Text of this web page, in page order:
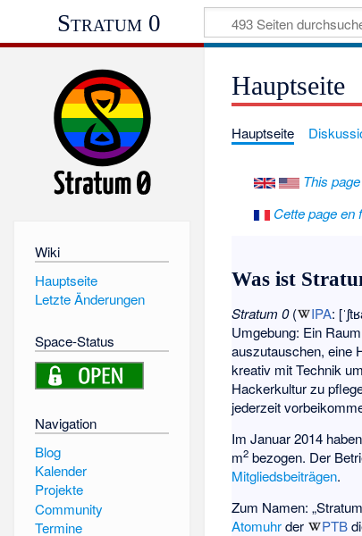
Stratum 0
Wiki
Hauptseite
Letzte Änderungen
Space-Status
Navigation
Blog
Kalender
Projekte
Community
Termine
Hauptseite
Hauptseite
This
Cette page en
Was ist
Stratum 0( IPA:
Umgebung: Ein
auszutauschen, eine
kreativ mit Technik
Hackerkultur zu
jederzeit
Im Januar 2014
m2 bezogen. Der
Mitgliedsbeiträgen.
Zum Namen:
Atomuhrder PTB